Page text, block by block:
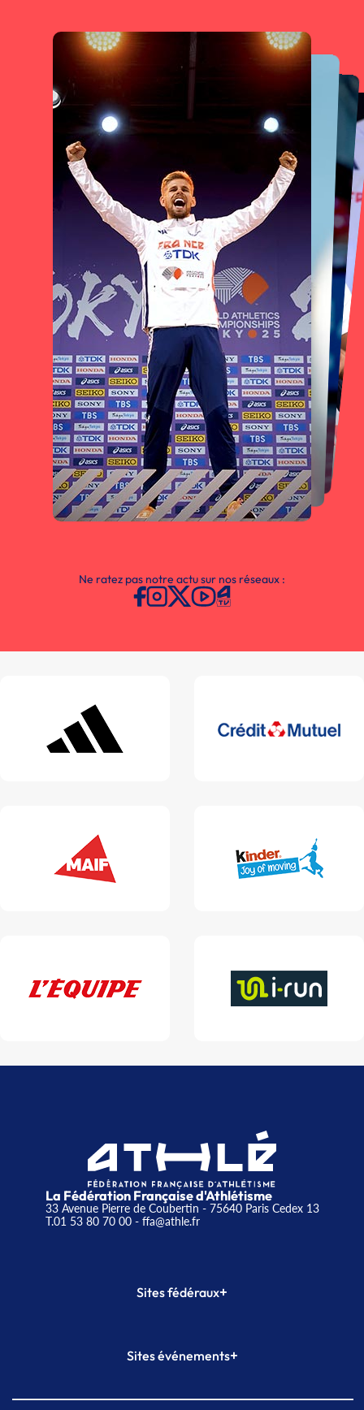
Ne ratez pas notre actu sur nos réseaux :
La Fédération Française d'Athlétisme
33 Avenue Pierre de Coubertin - 75640 Paris Cedex 13
T.01 53 80 70 00- ffa@athle.fr
Sites fédéraux+
Plateforme Formation
Sites événements+
Meeting de Paris indoor